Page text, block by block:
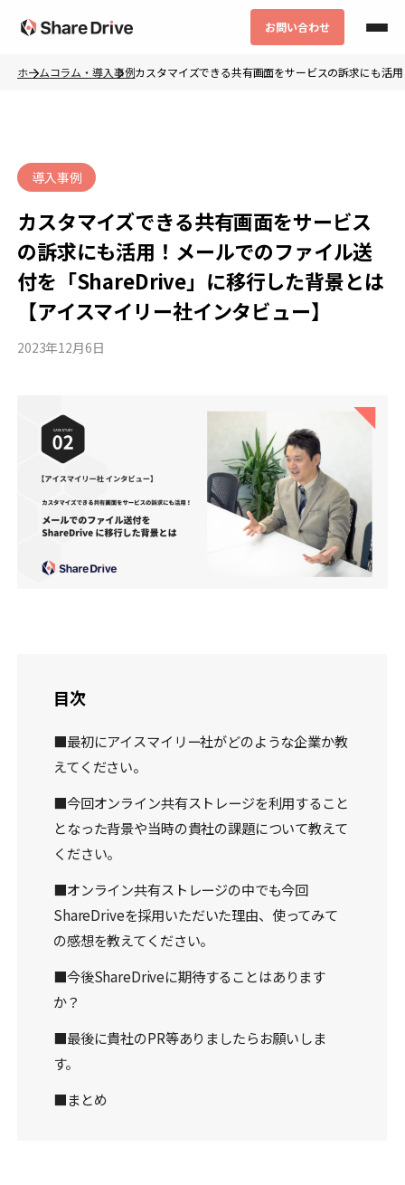
お問い合わせ
ホームコラム・導入事例カスタマイズできる共有画面をサービスの訴求にも活
カ
ゴ
リ
ー
導入事例
カスタマイズできる共有画面をサービス
の訴求にも活用！メールでのファイル送
付を「ShareDrive」に移行した背景とは
【アイスマイリー社インタビュー】
2023年12月6日
目次
■最初にアイスマイリー社がどのような企業か教
えてください。
■今回オンライン共有ストレージを利用すること
となった背景や当時の貴社の課題について教えて
ください。
■オンライン共有ストレージの中でも今回
ShareDriveを採用いただいた理由、使ってみて
の感想を教えてください。
■今後ShareDriveに期待することはあります
か？
■最後に貴社のPR等ありましたらお願いしま
す。
■まとめ